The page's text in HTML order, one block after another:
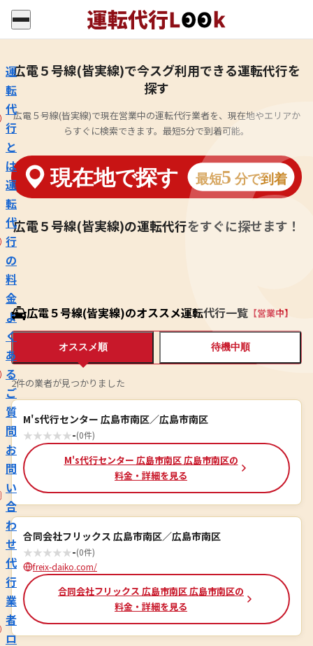
運
転
代
行
と
は
運
転
代
行
の
料
金
よ
く
あ
る
ご
質
問
お
問
い
合
わ
せ
代
行
業
者
ロ
広電５号線(皆実線)で今スグ利用できる運転代行を
探す
広電５号線(皆実線)で現在営業中の運転代行業者を、現在地やエリアか
らすぐに検索できます。最短5分で到着可能。
広電５号線(皆実線)の運転代行をすぐに探せます！
広電５号線(皆実線)のオススメ運転代行一覧 【営業中】
オススメ順 待機中順
2件の業者が見つかりました
M's代行センター 広島市南区／広島市南区
★★★★★-(0件)
M's代行センター 広島市南区 広島市南区の
料金・詳細を見る
合同会社フリックス 広島市南区／広島市南区
★★★★★-(0件)
freix-daiko.com/
合同会社フリックス 広島市南区 広島市南区の
料金・詳細を見る